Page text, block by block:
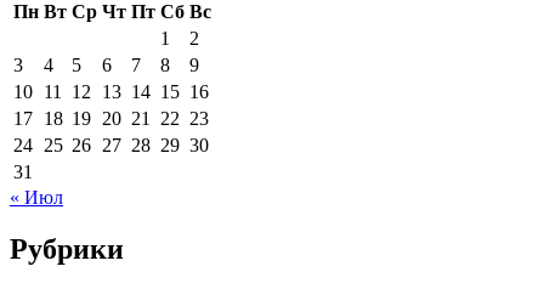
Пн Вт Ср Чт Пт Сб Вс
1
2
3
4 5 6 7 8
9
10 11 12 13 14 15 16
17 18 19 20 21 22 23
24 25 26 27 28 29 30
31
« Июл
Рубрики